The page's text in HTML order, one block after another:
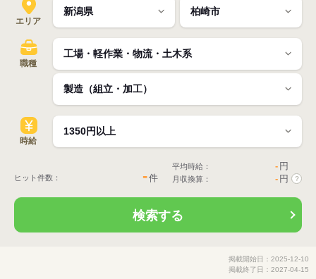
エリア
職種
時給
ヒット件数： -件
平均時給： - 円
月収換算： - 円 ?
検索する
掲載開始日：2025-12-10
掲載終了日：2027-04-15